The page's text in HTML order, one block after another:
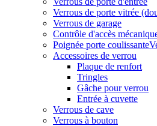
Verrous de porte vitrée
Verrous de garage
Contrôle d'accès
Poignée porte
Accessoires de verrou
Plaque de renfort
Tringles
Gâche pour verrou
Entrée à cuvette
Verrous de cave
Verrous à bouton